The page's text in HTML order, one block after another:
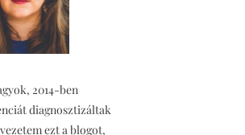
2014-ben
diagnosztizáltak
ezt a blogot,